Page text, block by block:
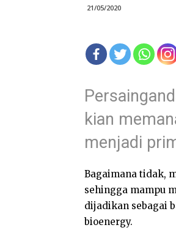
21/05/2020
kian
menjadi
Bagaimana tidak,
sehingga mampu
dijadikan sebagai
bioenergy.